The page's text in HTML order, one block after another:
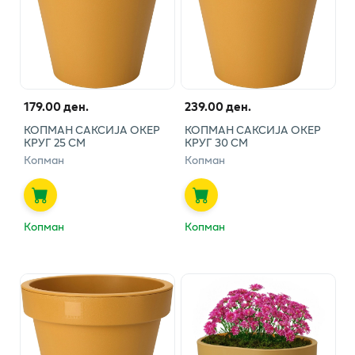
179.00 ден.
КОПМАН САКСИЈА ОКЕР
КРУГ 25 СМ
Копман
Копман
239.00 ден.
КОПМАН САКСИЈА ОКЕР
КРУГ 30 СМ
Копман
Копман